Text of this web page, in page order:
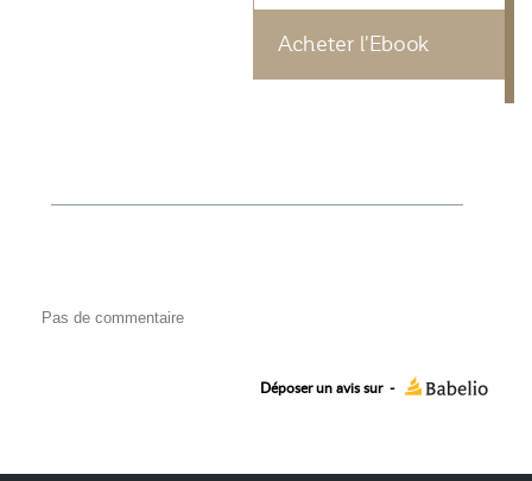
Acheter l'Ebook
Pas de commentaire
Déposer un avis sur -